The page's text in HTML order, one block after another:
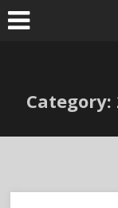
Skip
to
Category: